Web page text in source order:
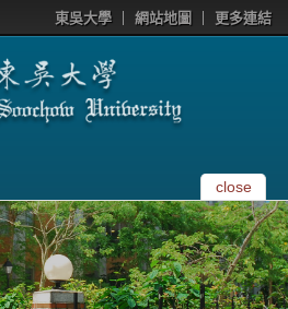
東吳大學 網站地圖 更多連結
close